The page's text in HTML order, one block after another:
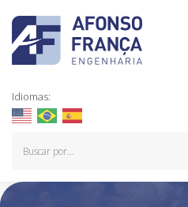
Idiomas: